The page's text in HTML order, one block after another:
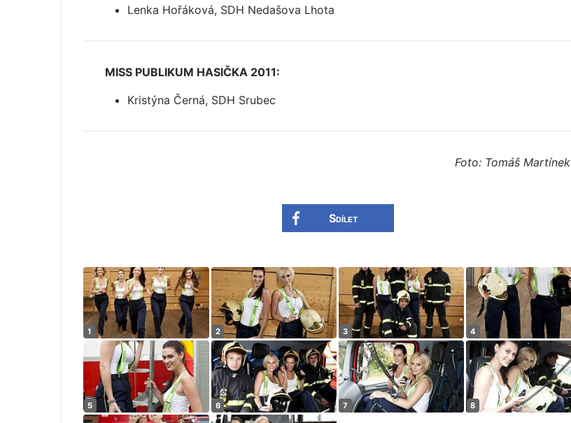
Lenka Hořáková, SDH Nedašova Lhota
MISS PUBLIKUM HASIČKA 2011:
Kristýna Černá, SDH Srubec
Foto: Tomáš Martínek
Sdílet